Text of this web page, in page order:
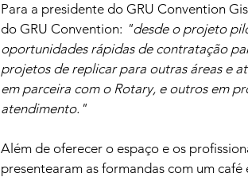
Para a presidente do GRU Convention
do GRU Convention: "desde o projeto
oportunidades rápidas de contratação
projetos de replicar para outras áreas e
em parceira com o Rotary, e outros em
atendimento."
Além de oferecer o espaço e os
presentearam as formandas com um